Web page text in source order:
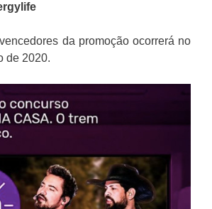
da promoção ocorrerá no
de 2020.